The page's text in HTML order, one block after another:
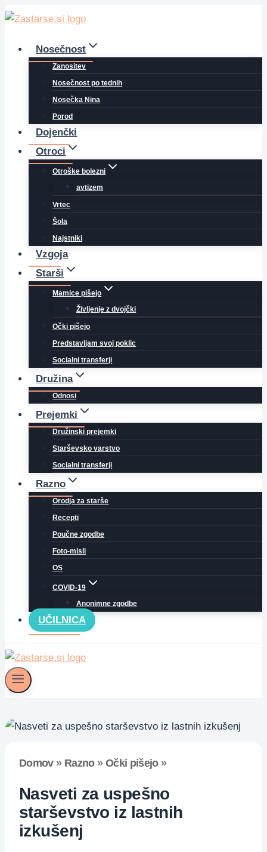
Skip
contentNosečnost
Zanositev
Nosečnost po tednih
Nosečka Nina
Porod
Dojenčki
Otroci
Otroške bolezni
avtizem
Vrtec
Šola
Najstniki
Vzgoja
Starši
Mamice pišejo
Življenje z dvojčki
Očki pišejo
Predstavljam svoj poklic
Socialni transferji
Družina
Odnosi
Prejemki
Družinski prejemki
Starševsko varstvo
Socialni transferji
Razno
Orodja za starše
Recepti
Poučne zgodbe
Foto-misli
OS
COVID-19
Anonimne zgodbe
UČILNICA
Domov» Razno» Očki pišejo»
Nasveti za uspešno
starševstvo iz lastnih
izkušenj